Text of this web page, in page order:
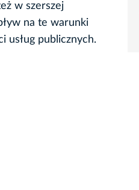
w szerszej
na te warunki
usług publicznych.